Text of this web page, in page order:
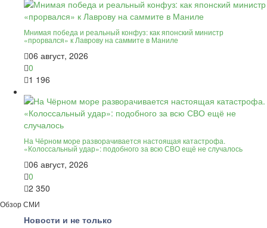
Мнимая победа и реальный конфуз: как японский министр
«прорвался» к Лаврову на саммите в Маниле
06 август, 2026
0
1 196
На Чёрном море разворачивается настоящая катастрофа.
«Колоссальный удар»: подобного за всю СВО ещё не случалось
06 август, 2026
0
2 350
Обзор СМИ
Новости и не только